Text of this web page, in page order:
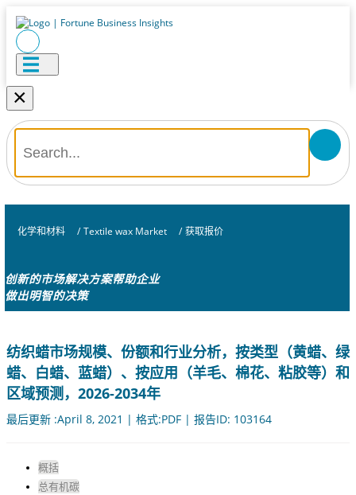
×
化学和材料 / Textile wax Market / 获取报价
创新的市场解决方案帮助企业
做出明智的决策
纺织蜡市场规模、份额和行业分析，按类型（黄蜡、绿
蜡、白蜡、蓝蜡）、按应用（羊毛、棉花、粘胶等）和
区域预测，2026-2034年
最后更新 :April 8, 2021 | 格式:PDF | 报告ID: 103164
概括
总有机碳